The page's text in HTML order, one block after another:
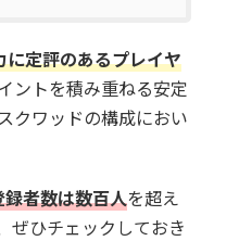
定評のあるプレイヤ
ントを積み重ねる安定
クワッドの構成におい
者数は数百人を超え
ぜひチェックしておき